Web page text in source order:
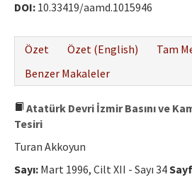
DOI: 10.33419/aamd.1015946
Özet
Özet (English) Tam
Benzer Makaleler
Atatürk Devri İzmir Basını ve
Tesiri
Turan Akkoyun
Sayı: Mart 1996, Cilt XII - Sayı 34